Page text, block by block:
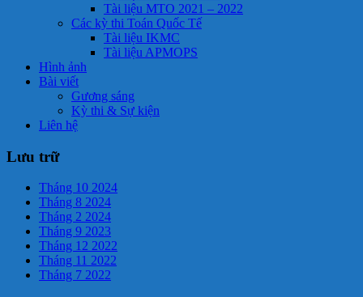
Tài liệu MTO 2021 – 2022
Các kỳ thi Toán Quốc Tế
Tài liệu IKMC
Tài liệu APMOPS
Hình ảnh
Bài viết
Gương sáng
Kỳ thi & Sự kiện
Liên hệ
Lưu trữ
Tháng 10 2024
Tháng 8 2024
Tháng 2 2024
Tháng 9 2023
Tháng 12 2022
Tháng 11 2022
Tháng 7 2022